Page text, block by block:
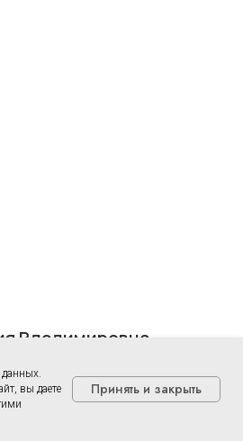
Владимировна
вы даете
Принять и закрыть